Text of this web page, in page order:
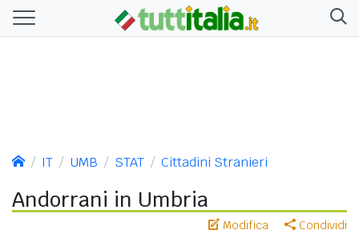
IT UMB STAT Cittadini Stranieri
Andorrani in Umbria
Modifica Condividi